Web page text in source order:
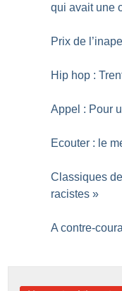
qui avait une
Prix de
Hip hop :
Appel : Pour
Ecouter : le
Classiques
racistes »
A contre-